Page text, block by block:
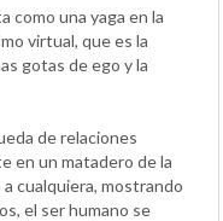
como una yaga en la
virtual, que es la
gotas de ego y la
de relaciones
en un matadero de la
cualquiera, mostrando
el ser humano se